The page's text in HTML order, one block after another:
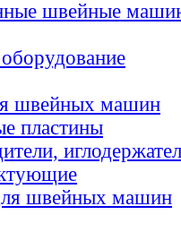
швейные
швейных машин
пластины
швейных машин